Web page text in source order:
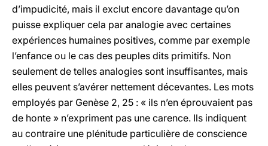
d’impudicité, mais il exclut encore davantage qu’on
puisse expliquer cela par analogie avec certaines
expériences humaines positives, comme par exemple
l’enfance ou le cas des peuples dits primitifs. Non
seulement de telles analogies sont insuffisantes, mais
elles peuvent s’avérer nettement décevantes. Les mots
employés par Genèse 2, 25 : « ils n’en éprouvaient pas
de honte » n’expriment pas une carence. Ils indiquent
au contraire une plénitude particulière de conscience